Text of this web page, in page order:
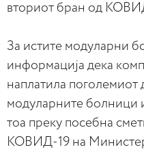
вториот бран од
За истите модуларни
информација дека
наплатила
модуларните болници
тоа преку посебна
КОВИД-19 на